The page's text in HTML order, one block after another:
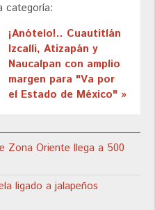
categoría:
¡Anótelo!.. Cuautitlán
Izcalli, Atizapán y
Naucalpan con amplio
margen para "Va por
el Estado de México" »
Zona Oriente llega a 500
ligado a jalapeños